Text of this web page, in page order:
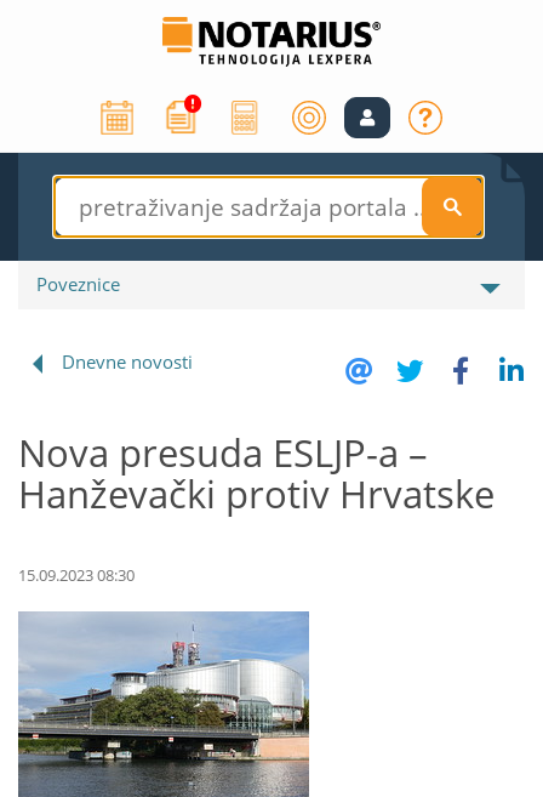
S
Poveznice
Dnevne novosti
Nova presuda ESLJP-a –
Hanževački protiv Hrvatske
15.09.2023 08:30